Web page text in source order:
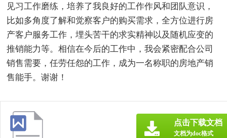
见习工作磨练，培养了我良好的工作作风和团队意识，
比如多角度了解和觉察客户的购买需求，全方位进行房
产客户服务工作，埋头苦干的求实精神以及随机应变的
推销能力等。相信在今后的工作中，我会紧密配合公司
销售需要，任劳任怨的工作，成为一名称职的房地产销
售能手。谢谢！
点击下载文档
文档为doc格式